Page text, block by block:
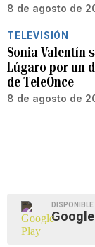
8 de agosto de
TELEVISIÓN
Sonia Valentín
Lúgaro por un
de TeleOnce
8 de agosto de
DISPONIBLE